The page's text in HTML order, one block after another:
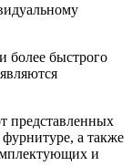
более быстрого
представленных
а также
и